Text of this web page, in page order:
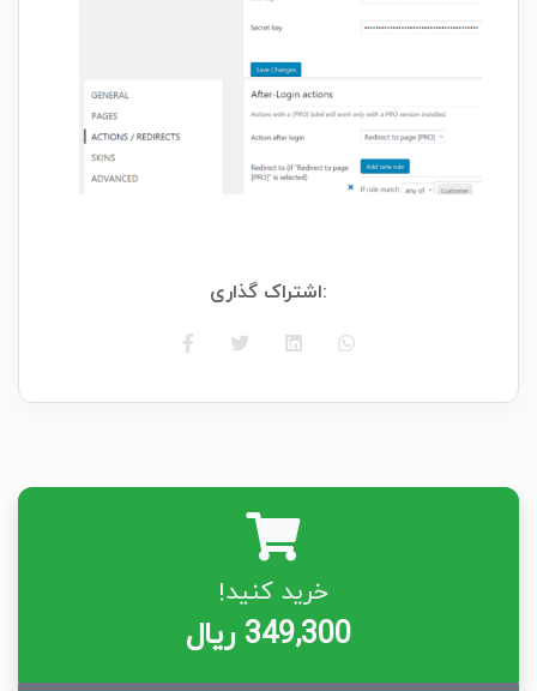
solve a Rubik's Cube
Description
Free version is
اشتراک گذاری:
خرید کنید!
349,300 ریال